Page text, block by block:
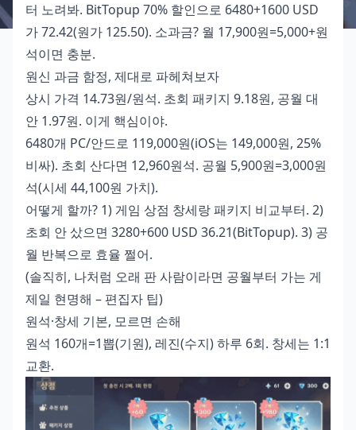
터 노려봐. BitTopup 70% 할인으로 6480+1600 USD
가 72.42(원가 125.50). 소과금? 월 17,900원=5,000+원
석이면 충분.
원신 과금 함정, 제대로 파헤쳐보자
상시 가격 14.73원/원석. 초회 패키지 9.18원, 공월 대
안 1.97원. 이게 핵심이야.
6480개 PC/안드로 119,000원(iOS는 149,000원, 25%
비싸). 초회 산다면 12,960원석. 공월 5,900원=3,000원
석(시세 44,100원 가치).
어떻게 할까? 1) 게임 상점 창세랑 패키지 비교부터. 2)
초회 안 샀으면 3280+600 USD 36.21(BitTopup). 3) 공
월 반복으로 효율 쩔어.
(솔직히, 나처럼 오래 판 사람이라면 공월부터 가는 게
제일 현명해 – 편집자 팁)
원석·창세 기본, 모르면 손해
원석 160개=1뽑(기원), 레진(수지) 하루 6회. 창세는 1:1
교환.